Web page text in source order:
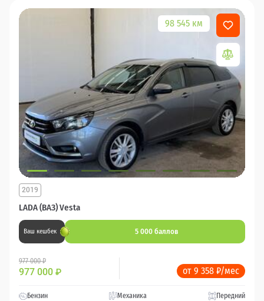
98 545 км
LADA (ВАЗ) Vesta
2019
Ваш кешбек 5 000 баллов
977 000 ₽
977 000 ₽ от 9 358 ₽/мес
Бензин Механика Передний